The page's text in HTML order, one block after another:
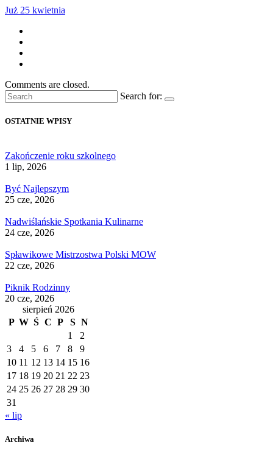
Już 25 kwietnia
Comments are closed.
Search for:
OSTATNIE WPISY
Zakończenie roku szkolnego
1 lip, 2026
Być Najlepszym
25 cze, 2026
Nadwiślańskie Spotkania Kulinarne
24 cze, 2026
Spławikowe Mistrzostwa Polski MOW
22 cze, 2026
Piknik Rodzinny
20 cze, 2026
sierpień 2026
P W Ś C P S N
1
2
3
4 5 6 7 8
9
10 11 12 13 14 15 16
17 18 19 20 21 22 23
24 25 26 27 28 29 30
31
« lip
Archiwa